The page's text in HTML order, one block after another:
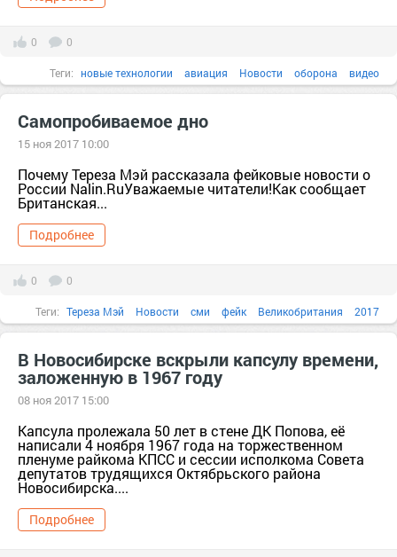
массовая слежка
права человека публичное пространство
разгребание грязи системный анализ сми США цензура ЧВК
Разработка
0 0
Теги: новые технологии авиация Новости оборона видео
Самопробиваемое дно
15 ноя 2017 10:00
Почему Тереза Мэй рассказала фейковые новости о
России Nalin.RuУважаемые читатели!Как сообщает
Британская...
Подробнее
0 0
Теги: Тереза Мэй Новости сми фейк Великобритания 2017
В Новосибирске вскрыли капсулу времени,
заложенную в 1967 году
08 ноя 2017 15:00
Капсула пролежала 50 лет в стене ДК Попова, её
написали 4 ноября 1967 года на торжественном
пленуме райкома КПСС и сессии исполкома Совета
депутатов трудящихся Октябрьского района
Новосибирска....
Подробнее